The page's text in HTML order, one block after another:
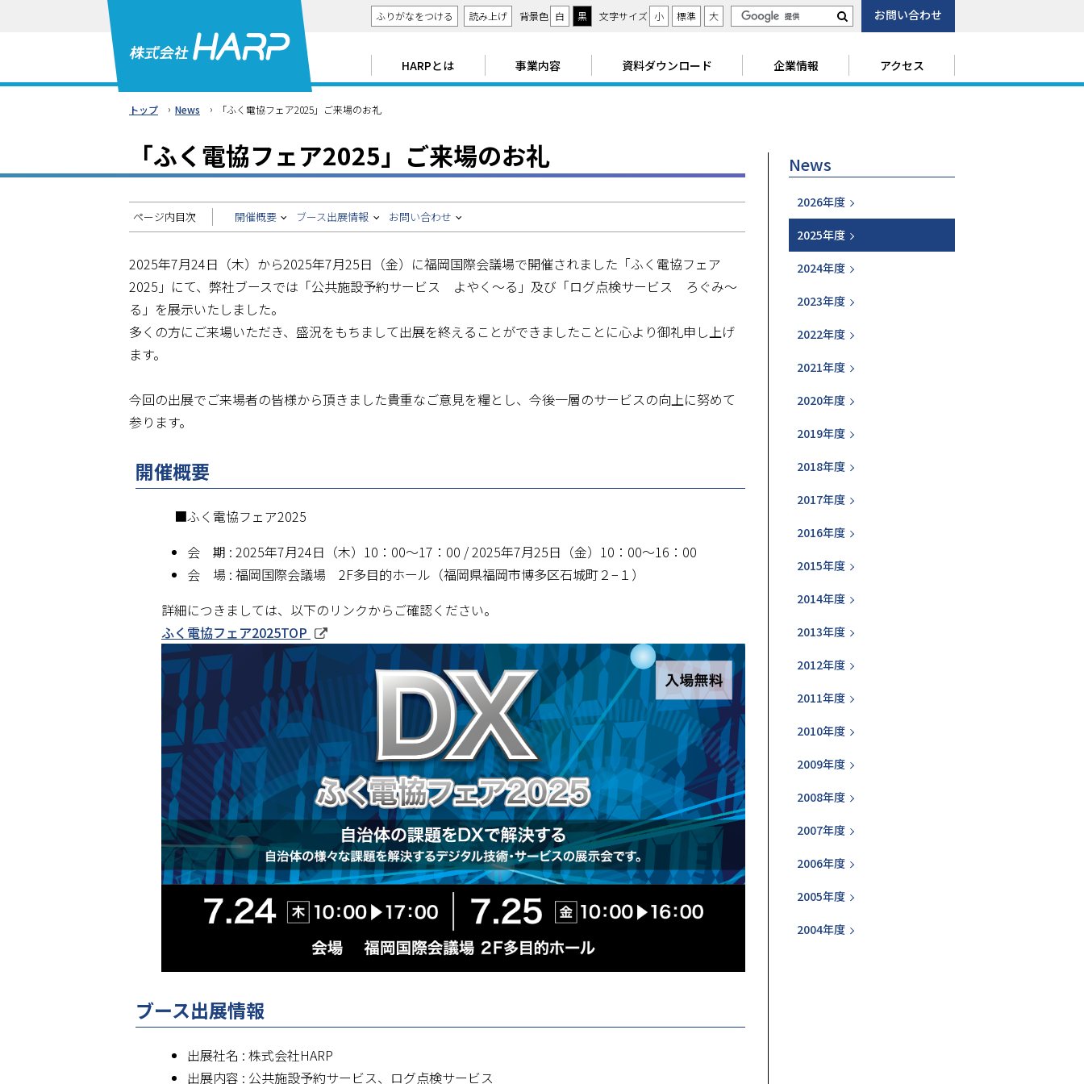
メ
へ
ツ
ふりがなをつける 読み上げ 背景色 白 黒 文字サイズ 小 標準 大
サ
検
索
メ
ニ
ュ
ー
HARPとは 事業内容 資料ダウンロード 企業情報 アクセス
お問い合わせ
トップ › News › 「ふく電協フェア2025」ご来場のお礼
「ふく電協フェア2025」ご来場のお礼
ページ内目次 開催概要 ブース出展情報 お問い合わせ
2025年7月24日（木）から2025年7月25日（金）に福岡国際会議場で開催されました「ふく電協フェア
2025」にて、弊社ブースでは「公共施設予約サービス よやく～る」及び「ログ点検サービス ろぐみ～
る」を展示いたしました。
多くの方にご来場いただき、盛況をもちまして出展を終えることができましたことに心より御礼申し上げ
ます。
今回の出展でご来場者の皆様から頂きました貴重なご意見を糧とし、今後一層のサービスの向上に努めて
参ります。
開催概要
■ふく電協フェア2025
会 期 : 2025年7月24日（木）10：00～17：00 / 2025年7月25日（金）10：00～16：00
会 場 : 福岡国際会議場 2F多目的ホール（福岡県福岡市博多区石城町２−１）
詳細につきましては、以下のリンクからご確認ください。
ふく電協フェア2025TOP
(
新
規
ウ
ィ
ン
ド
ウ
開
く
)
ブース出展情報
出展社名 : 株式会社HARP
出展内容 : 公共施設予約サービス、ログ点検サービス
News
2026年度
2025年度
2024年度
2023年度
2022年度
2021年度
2020年度
2019年度
2018年度
2017年度
2016年度
2015年度
2014年度
2013年度
2012年度
2011年度
2010年度
2009年度
2008年度
2007年度
2006年度
2005年度
2004年度